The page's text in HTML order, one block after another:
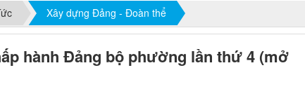
Xây dựng Đảng - Đoàn thể
hành Đảng bộ phường lần thứ 4 (mở